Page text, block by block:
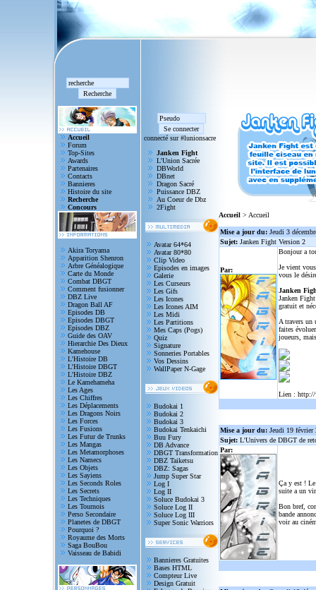
Accueil
Forum
Top-Sites
Awards
Partenaires
Contacts
Bannieres
Histoire du site
Recherche
Concours
connecté sur #lunionsacre
Janken Fight
L'Union Sacrée
DBWorld
DBnet
Dragon Sacré
Puissance DBZ
Au Coeur de Dbz
2Fight
Akira Toryama
Apparition Shenron
Arbre Généalogique
Carte du Monde
Combat DBGT
Comment fusionner
DBZ Live
Dragon Ball AF
Episodes DB
Episodes DBGT
Episodes DBZ
Guide des OAV
Hierarchie Des Dieux
Kamehouse
L'Histoire DB
L'Histoire DBGT
L'Histoire DBZ
Le Kamehameha
Les Ages
Les Chiffres
Les Déplacements
Les Dragons Noirs
Les Forces
Les Fusions
Les Futur de Trunks
Les Mangas
Les Metamorphoses
Les Namecs
Les Objets
Les Sayiens
Les Seconds Roles
Les Secrets
Les Techniques
Les Tournois
Perso Secondaire
Planetes de DBGT
Pourquoi ?
Royaume des Morts
Saga BouBou
Vaisseau de Babidi
Avatar 64*64
Avatar 80*80
Clip Video
Episodes en images
Galerie
Les Curseurs
Les Gifs
Les Icones
Les Icones AIM
Les Midi
Les Partitions
Mes Caps (Pogs)
Quiz
Signature
Sonneries Portables
Vos Dessins
WallPaper N-Gage
Budokai 1
Budokai 2
Budokai 3
Budokai Tenkaichi
Buu Fury
DB Advance
DBGT Transformation
DBZ Taiketsu
DBZ: Sagas
Jump Super Star
Log I
Log II
Soluce Budokai 3
Soluce Log II
Soluce Log III
Super Sonic Warriors
Bannieres Gratuites
Bases HTML
Compteur Live
Design Gratuit
Accueil > Accueil
Mise a jour du: Jeudi 3
Sujet: Janken Fight Version 2
Par:
Bonjour a
Je vient
vous le
Janken
Janken
gratuit et
A travers un
faites
joueurs,
Lien : http://
Mise a jour du: Jeudi 19 février
Sujet: L'Univers de DBGT de
Par:
Ça y est !
suite a un
Bon bref,
bande
voir au